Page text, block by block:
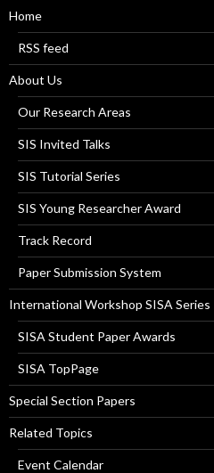
Home
RSS feed
About Us
Our Research Areas
SIS Invited Talks
SIS Tutorial Series
SIS Young Researcher Award
Track Record
Paper Submission System
International Workshop SISA Series
SISA Student Paper Awards
SISA TopPage
Special Section Papers
Related Topics
Event Calendar